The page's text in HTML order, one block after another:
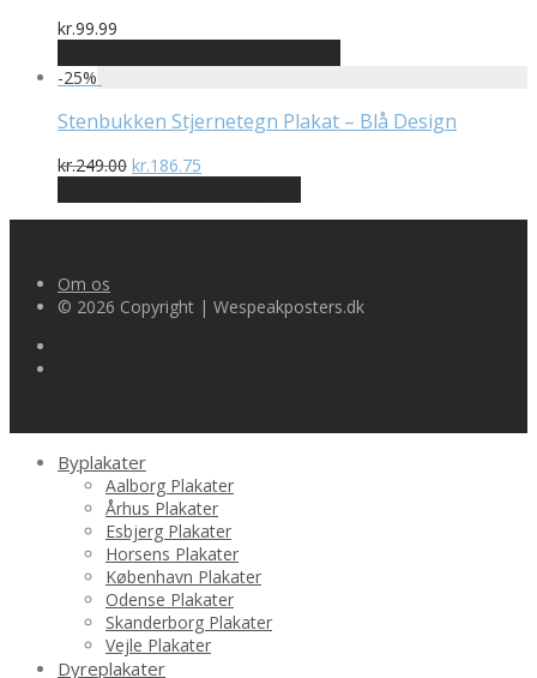
kr.99.99
-25%
Stenbukken Stjernetegn Plakat – Blå Design
kr.249.00 Den
pris
kr.186.75
pris
Om os
© 2026 Copyright | Wespeakposters.dk
Byplakater
Aalborg Plakater
Århus Plakater
Esbjerg Plakater
Horsens Plakater
København Plakater
Odense Plakater
Skanderborg Plakater
Vejle Plakater
Dyreplakater